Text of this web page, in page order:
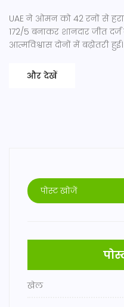
UAE ने ओमन को 42 रनों से
172/5 बनाकर शानदार जीत
आत्मविश्वास दोनों में बढ़ोतरी हुई।
और देखें
खेल